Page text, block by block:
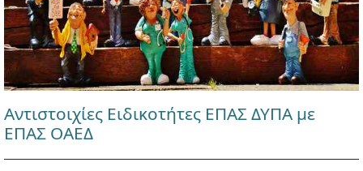
Αντιστοιχίες Ειδικοτήτες ΕΠΑΣ ΔΥΠΑ με
ΕΠΑΣ ΟΑΕΔ